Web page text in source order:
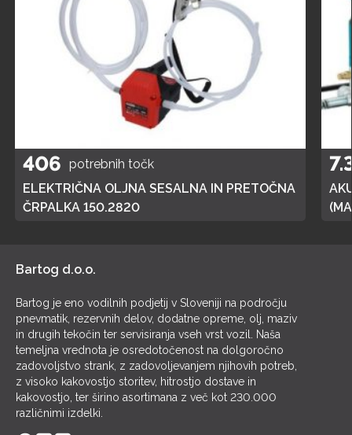
406 potrebnih točk
ELEKTRIČNA OLJNA SESALNA IN PRETOČNA
ČRPALKA 150.2820
Bartog d.o.o.
Bartog je eno vodilnih podjetij v Sloveniji na področju
pnevmatik, rezervnih delov, dodatne opreme, olj, maziv
in drugih tekočin ter servisiranja vseh vrst vozil. Naša
temeljna vrednota je osredotočenost na dolgoročno
zadovoljstvo strank, z zadovoljevanjem njihovih potreb,
z visoko kakovostjo storitev, hitrostjo dostave in
kakovostjo, ter širino asortimana z več kot 230.000
različnimi izdelki.